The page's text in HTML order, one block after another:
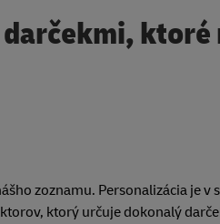
zoznamu. Personalizácia je
ktorý určuje dokonalý